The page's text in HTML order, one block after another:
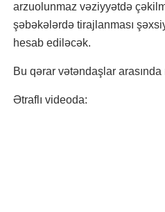
arzuolunmaz vəziyyətdə
şəbəkələrdə tirajlanması
hesab ediləcək.
Bu qərar vətəndaşlar
Ətraflı videoda: